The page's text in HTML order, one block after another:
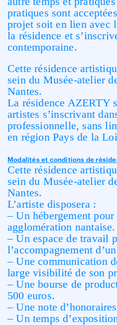
pratiques sont
projet soit en lien avec
la résidence et
contemporaine.
Cette résidence
sein du Musée-atelier
Nantes.
La résidence AZERTY
artistes s’inscrivant
professionnelle, sans
en région Pays de la
Modalités et conditions de
Cette résidence
sein du Musée-atelier
Nantes.
L’artiste disposera :
– Un hébergement
agglomération nantaise.
– Un espace de travail
l’accompagnement
– Une communication
large visibilité de son
– Une bourse de
500 euros.
– Une note
– Un temps